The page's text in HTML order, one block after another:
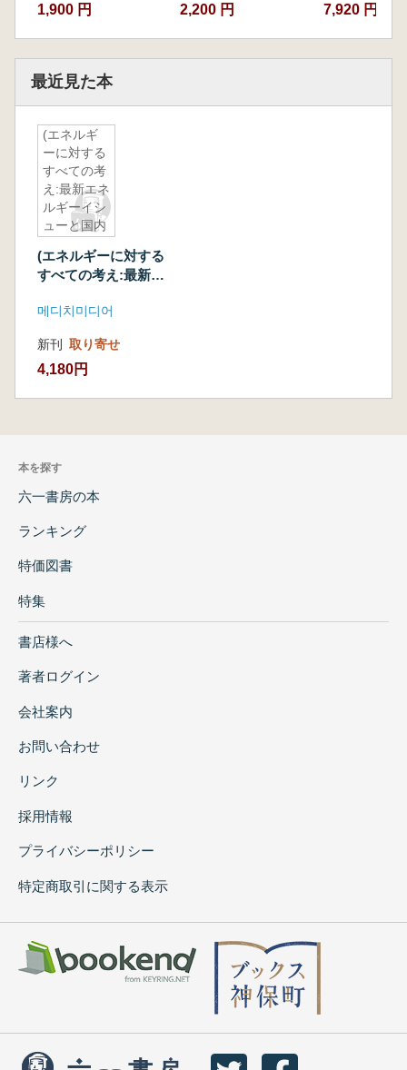
1,900 円 2,200 円 7,920 円
最近見た本
(エネルギ
ーに対する
すべての考
え:最新エネ
ルギーイシ
ューと国内
況)
(エネルギーに対する
すべての考え:最新エ
国内外政策現況)
메디치미디어
新刊 取り寄せ
4,180円
本を探す
六一書房の本
ランキング
特価図書
特集
書店様へ
著者ログイン
会社案内
お問い合わせ
リンク
採用情報
プライバシーポリシー
特定商取引に関する表示